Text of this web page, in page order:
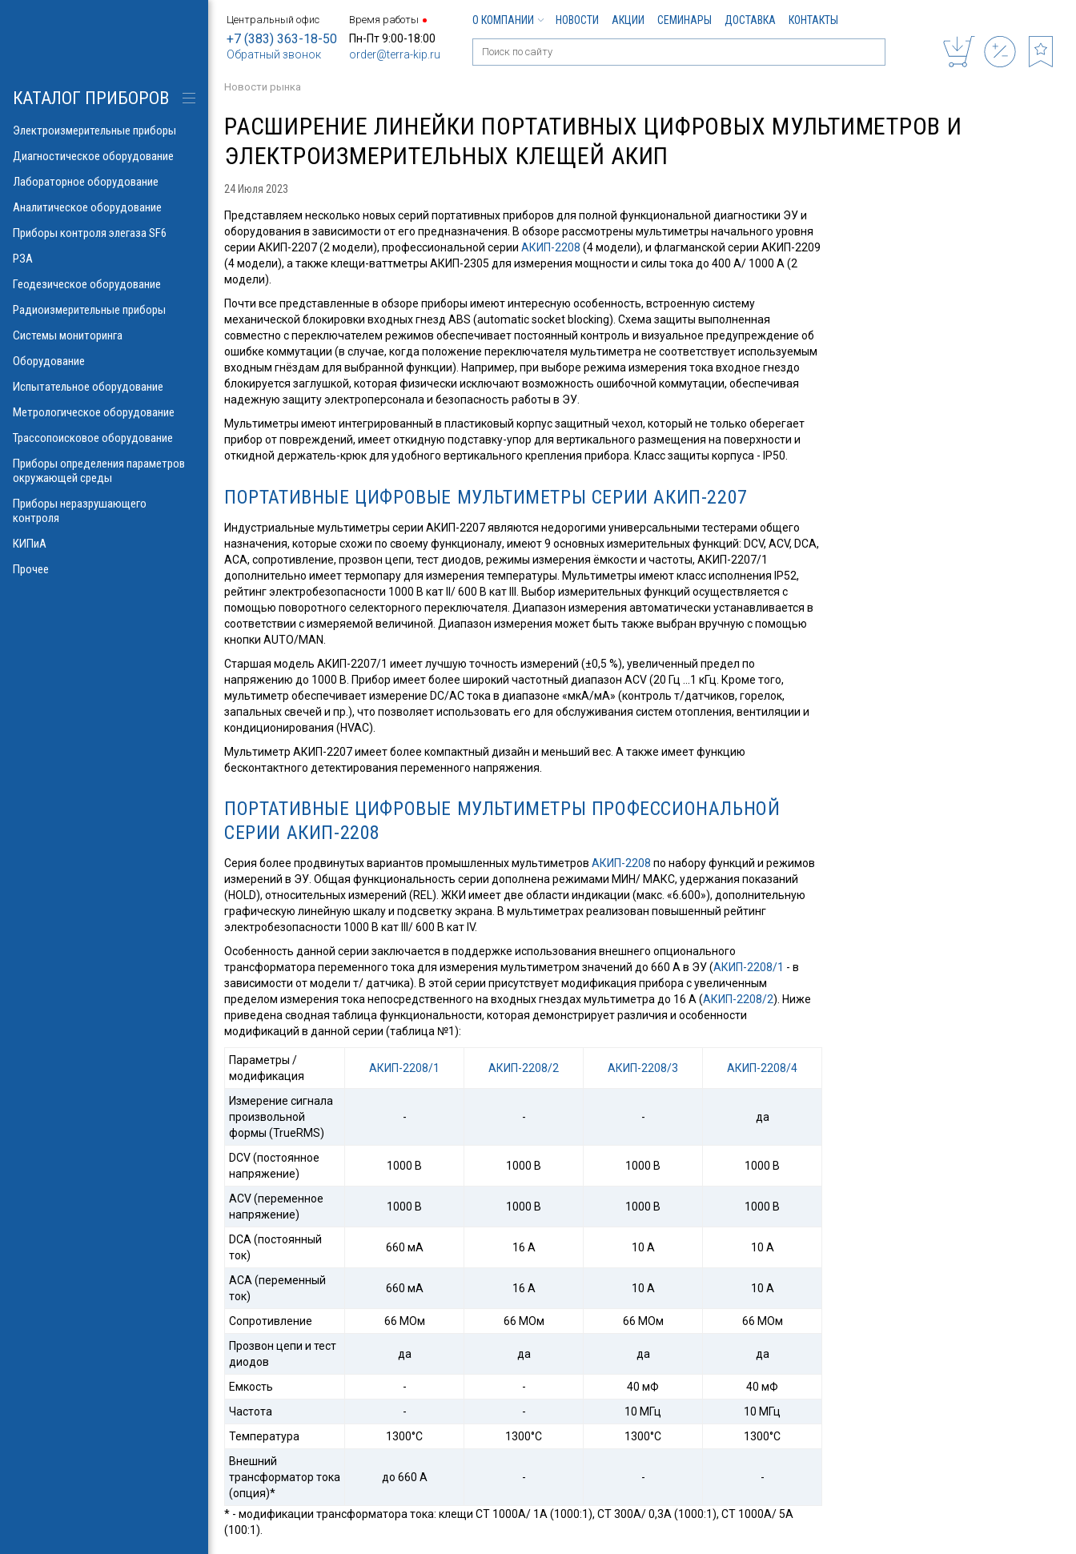
Центральный офис
+7 (383) 363-18-50
Обратный звонок
Время работы
Пн-Пт 9:00-18:00
order@terra-kip.ru
О КОМПАНИИ НОВОСТИ АКЦИИ СЕМИНАРЫ ДОСТАВКА КОНТАКТЫ
Новости рынка
РАСШИРЕНИЕ ЛИНЕЙКИ ПОРТАТИВНЫХ ЦИФРОВЫХ МУЛЬТИМЕТРОВ И
ЭЛЕКТРОИЗМЕРИТЕЛЬНЫХ КЛЕЩЕЙ АКИП
24 Июля 2023
Представляем несколько новых серий портативных приборов для полной функциональной диагностики ЭУ и
оборудования в зависимости от его предназначения. В обзоре рассмотрены мультиметры начального уровня
серии АКИП-2207 (2 модели), профессиональной серии АКИП-2208 (4 модели), и флагманской серии АКИП-2209
(4 модели), а также клещи-ваттметры АКИП-2305 для измерения мощности и силы тока до 400 А/ 1000 А (2
модели).
Почти все представленные в обзоре приборы имеют интересную особенность, встроенную систему
механической блокировки входных гнезд ABS (automatic socket blocking). Схема защиты выполненная
совместно с переключателем режимов обеспечивает постоянный контроль и визуальное предупреждение об
ошибке коммутации (в случае, когда положение переключателя мультиметра не соответствует используемым
входным гнёздам для выбранной функции). Например, при выборе режима измерения тока входное гнездо
блокируется заглушкой, которая физически исключают возможность ошибочной коммутации, обеспечивая
надежную защиту электроперсонала и безопасность работы в ЭУ.
Мультиметры имеют интегрированный в пластиковый корпус защитный чехол, который не только оберегает
прибор от повреждений, имеет откидную подставку-упор для вертикального размещения на поверхности и
откидной держатель-крюк для удобного вертикального крепления прибора. Класс защиты корпуса - IP50.
ПОРТАТИВНЫЕ ЦИФРОВЫЕ МУЛЬТИМЕТРЫ СЕРИИ АКИП-2207
Индустриальные мультиметры серии АКИП-2207 являются недорогими универсальными тестерами общего
назначения, которые схожи по своему функционалу, имеют 9 основных измерительных функций: DCV, ACV, DCA,
ACA, сопротивление, прозвон цепи, тест диодов, режимы измерения ёмкости и частоты, АКИП-2207/1
дополнительно имеет термопару для измерения температуры. Мультиметры имеют класс исполнения IP52,
рейтинг электробезопасности 1000 В кат II/ 600 В кат III. Выбор измерительных функций осуществляется с
помощью поворотного селекторного переключателя. Диапазон измерения автоматически устанавливается в
соответствии с измеряемой величиной. Диапазон измерения может быть также выбран вручную с помощью
кнопки AUTO/MAN.
Старшая модель АКИП-2207/1 имеет лучшую точность измерений (±0,5 %), увеличенный предел по
напряжению до 1000 В. Прибор имеет более широкий частотный диапазон ACV (20 Гц …1 кГц. Кроме того,
мультиметр обеспечивает измерение DC/AC тока в диапазоне «мкА/мА» (контроль т/датчиков, горелок,
запальных свечей и пр.), что позволяет использовать его для обслуживания систем отопления, вентиляции и
кондиционирования (HVAC).
Мультиметр АКИП-2207 имеет более компактный дизайн и меньший вес. А также имеет функцию
бесконтактного детектирования переменного напряжения.
ПОРТАТИВНЫЕ ЦИФРОВЫЕ МУЛЬТИМЕТРЫ ПРОФЕССИОНАЛЬНОЙ
СЕРИИ АКИП-2208
Серия более продвинутых вариантов промышленных мультиметров АКИП-2208 по набору функций и режимов
измерений в ЭУ. Общая функциональность серии дополнена режимами МИН/ МАКС, удержания показаний
(HOLD), относительных измерений (REL). ЖКИ имеет две области индикации (макс. «6.600»), дополнительную
графическую линейную шкалу и подсветку экрана. В мультиметрах реализован повышенный рейтинг
электробезопасности 1000 В кат III/ 600 В кат IV.
Особенность данной серии заключается в поддержке использования внешнего опционального
трансформатора переменного тока для измерения мультиметром значений до 660 А в ЭУ (АКИП-2208/1 - в
зависимости от модели т/ датчика). В этой серии присутствует модификация прибора с увеличенным
пределом измерения тока непосредственного на входных гнездах мультиметра до 16 А (АКИП-2208/2). Ниже
приведена сводная таблица функциональности, которая демонстрирует различия и особенности
модификаций в данной серии (таблица №1):
Параметры /
модификация
АКИП-2208/1 АКИП-2208/2 АКИП-2208/3 АКИП-2208/4
Измерение сигнала
произвольной
формы (TrueRMS)
- - - да
DCV (постоянное
напряжение)
1000 В 1000 В 1000 В 1000 В
ACV (переменное
напряжение)
1000 В 1000 В 1000 В 1000 В
DCA (постоянный
ток)
660 мА 16 А 10 А 10 А
ACA (переменный
ток)
660 мА 16 А 10 А 10 А
Сопротивление 66 МОм 66 МОм 66 МОм
66 МОм
Прозвон цепи и тест
диодов
да да да да
Емкость - - 40 мФ
40 мФ
Частота
- - 10 МГц
10 МГц
Температура
1300°С 1300°С 1300°С
1300°С
Внешний
трансформатор тока
(опция)*
до 660 А - - -
* - модификации трансформатора тока: клещи CT 1000А/ 1А (1000:1), CT 300А/ 0,3А (1000:1), CT 1000А/ 5А
(100:1).
КАТАЛОГ ПРИБОРОВ
Электроизмерительные приборы
Диагностическое оборудование
Лабораторное оборудование
Аналитическое оборудование
Приборы контроля элегаза SF6
РЗА
Геодезическое оборудование
Радиоизмерительные приборы
Системы мониторинга
Оборудование
Испытательное оборудование
Метрологическое оборудование
Трассопоисковое оборудование
Приборы определения параметров
окружающей среды
Приборы неразрушающего
контроля
КИПиА
Прочее
ноль
УФ)
инверсионной
элегаза
потерь\
и влажности
газов в масле
оборудования
масле
линий
потоков
физических
РПН